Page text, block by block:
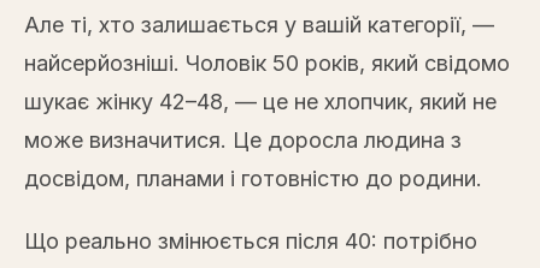
Але ті, хто залишається у вашій категорії, —
найсерйозніші. Чоловік 50 років, який свідомо
шукає жінку 42–48, — це не хлопчик, який не
може визначитися. Це доросла людина з
досвідом, планами і готовністю до родини.
Що реально змінюється після 40: потрібно